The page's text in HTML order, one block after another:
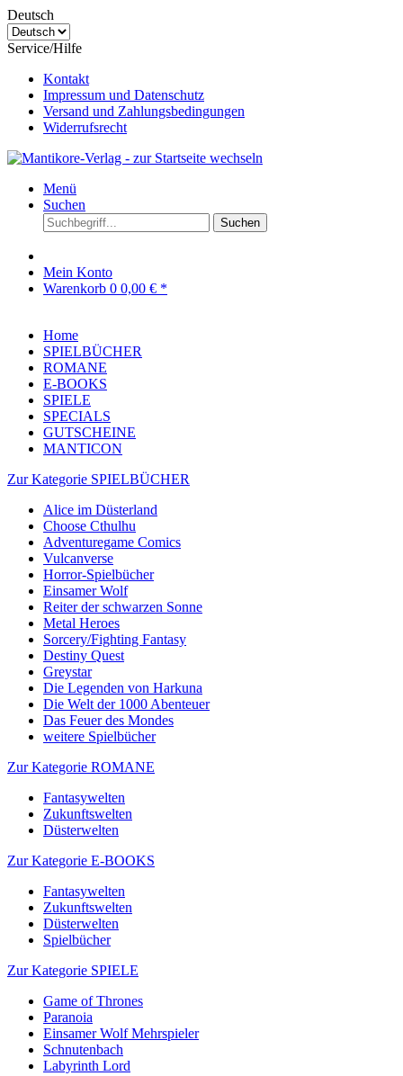
Deutsch
Service/Hilfe
Kontakt
Impressum und Datenschutz
Versand und Zahlungsbedingungen
Widerrufsrecht
Menü
Suchen
Suchen
Mein Konto
Warenkorb 0 0,00 € *
Home
SPIELBÜCHER
ROMANE
E-BOOKS
SPIELE
SPECIALS
GUTSCHEINE
MANTICON
Zur Kategorie SPIELBÜCHER
Alice im Düsterland
Choose Cthulhu
Adventuregame Comics
Vulcanverse
Horror-Spielbücher
Einsamer Wolf
Reiter der schwarzen Sonne
Metal Heroes
Sorcery/Fighting Fantasy
Destiny Quest
Greystar
Die Legenden von Harkuna
Die Welt der 1000 Abenteuer
Das Feuer des Mondes
weitere Spielbücher
Zur Kategorie ROMANE
Fantasywelten
Zukunftswelten
Düsterwelten
Zur Kategorie E-BOOKS
Fantasywelten
Zukunftswelten
Düsterwelten
Spielbücher
Zur Kategorie SPIELE
Game of Thrones
Paranoia
Einsamer Wolf Mehrspieler
Schnutenbach
Labyrinth Lord